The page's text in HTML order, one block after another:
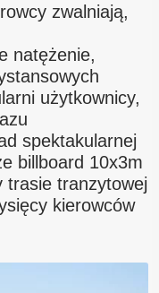
zwalniają,
natężenie,
użytkownicy,
spektakularnej
billboard 10x3m
trasie tranzytowej
kierowców